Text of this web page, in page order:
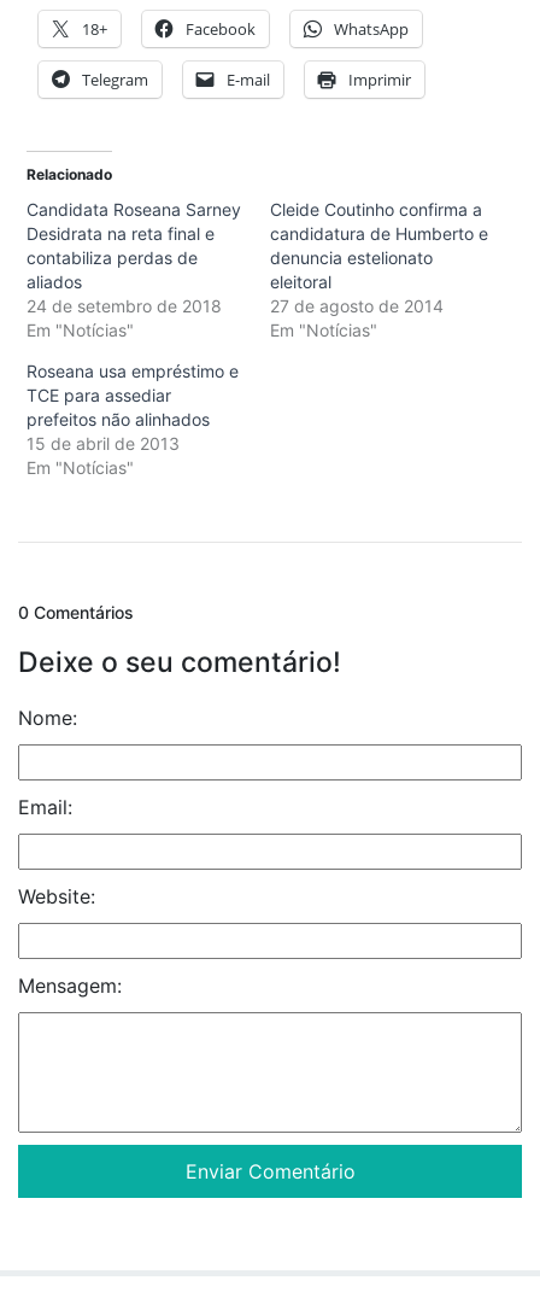
18+ Facebook WhatsApp
Telegram E-mail Imprimir
Relacionado
Candidata Roseana Sarney
Desidrata na reta final e
contabiliza perdas de
aliados
24 de setembro de 2018
Em "Notícias"
Cleide Coutinho confirma a
candidatura de Humberto e
denuncia estelionato
eleitoral
27 de agosto de 2014
Em "Notícias"
Roseana usa empréstimo e
TCE para assediar
prefeitos não alinhados
15 de abril de 2013
Em "Notícias"
0 Comentários
Deixe o seu comentário!
Nome:
Email:
Website:
Mensagem: